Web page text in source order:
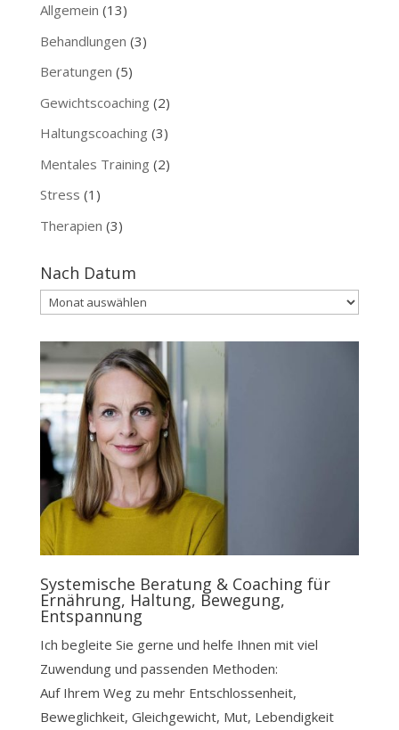
Allgemein (13)
Behandlungen (3)
Beratungen (5)
Gewichtscoaching (2)
Haltungscoaching (3)
Mentales Training (2)
Stress (1)
Therapien (3)
Nach Datum
Nach
Systemische Beratung & Coaching für
Ernährung, Haltung, Bewegung,
Entspannung
Ich begleite Sie gerne und helfe Ihnen mit viel
Zuwendung und passenden Methoden:
Auf Ihrem Weg zu mehr Entschlossenheit,
Beweglichkeit, Gleichgewicht, Mut, Lebendigkeit